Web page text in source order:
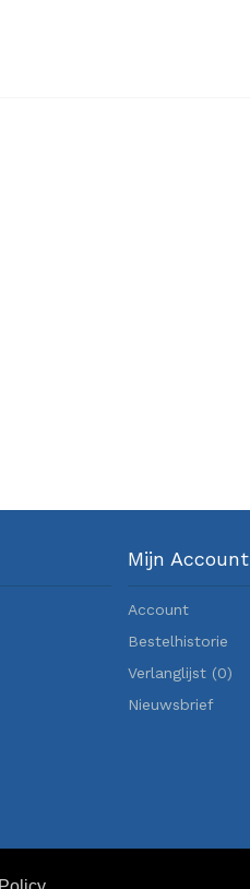
Mijn Account
Account
Bestelhistorie
Verlanglijst (0)
Nieuwsbrief